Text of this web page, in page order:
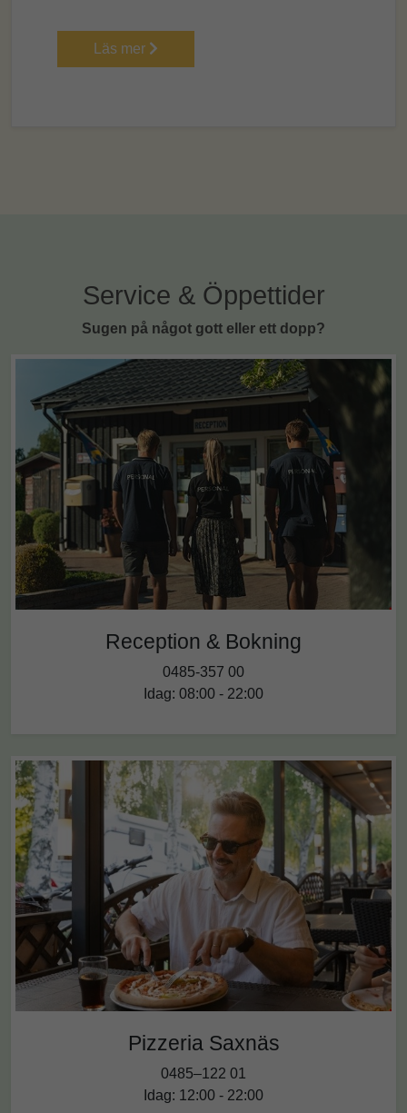
Läs mer
Service & Öppettider
Sugen på något gott eller ett dopp?
Reception & Bokning
0485-357 00
Idag: 08:00 - 22:00
Pizzeria Saxnäs
0485–122 01
Idag: 12:00 - 22:00